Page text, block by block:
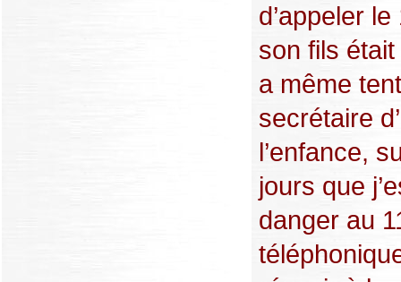
d’appeler
son fils
a même
secrétaire
l’enfance,
jours que
danger au